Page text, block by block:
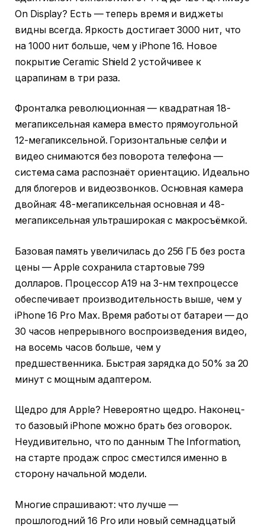
On Display? Есть — теперь время и виджеты
видны всегда. Яркость достигает 3000 нит, что
на 1000 нит больше, чем у iPhone 16. Новое
покрытие Ceramic Shield 2 устойчивее к
царапинам в три раза.
Фронталка революционная — квадратная 18-
мегапиксельная камера вместо прямоугольной
12-мегапиксельной. Горизонтальные селфи и
видео снимаются без поворота телефона —
система сама распознаёт ориентацию. Идеально
для блогеров и видеозвонков. Основная камера
двойная: 48-мегапиксельная основная и 48-
мегапиксельная ультраширокая с макросъёмкой.
Базовая память увеличилась до 256 ГБ без роста
цены — Apple сохранила стартовые 799
долларов. Процессор A19 на 3-нм техпроцессе
обеспечивает производительность выше, чем у
iPhone 16 Pro Max. Время работы от батареи — до
30 часов непрерывного воспроизведения видео,
на восемь часов больше, чем у
предшественника. Быстрая зарядка до 50% за 20
минут с мощным адаптером.
Щедро для Apple? Невероятно щедро. Наконец-
то базовый iPhone можно брать без оговорок.
Неудивительно, что по данным The Information,
на старте продаж спрос сместился именно в
сторону начальной модели.
Многие спрашивают: что лучше —
прошлогодний 16 Pro или новый семнадцатый